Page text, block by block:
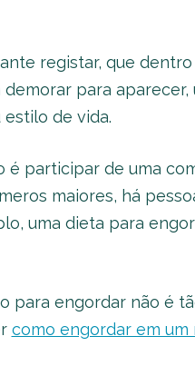
registar, que
para
estilo de vida.
é participar de uma
maiores, há
uma dieta para
para engordar não é
como engordar em um